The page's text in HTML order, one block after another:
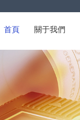
首頁 關于我們